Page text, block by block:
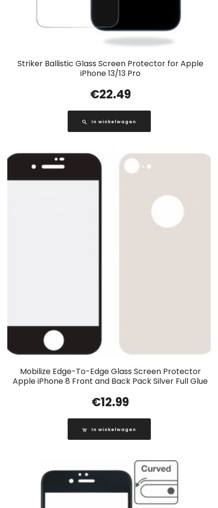
Striker Ballistic Glass Screen Protector for Apple
iPhone 13/13 Pro
€22.49
In winkelwagen
Mobilize Edge-To-Edge Glass Screen Protector
Apple iPhone 8 Front and Back Pack Silver Full Glue
€12.99
In winkelwagen